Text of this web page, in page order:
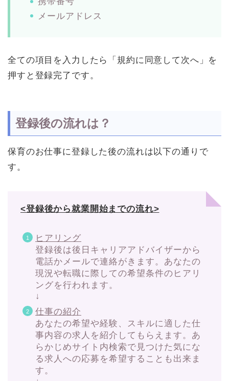
メールアドレス
全ての項目を入力したら「規約に同意して次へ」を
押すと登録完了です。
登録後の流れは？
保育のお仕事に登録した後の流れは以下の通りで
す。
<登録後から就業開始までの流れ>
ヒアリング
登録後は後日キャリアアドバイザーから
電話かメールで連絡がきます。あなたの
現況や転職に際しての希望条件のヒアリ
ングを行われます。
↓
仕事の紹介
あなたの希望や経験、スキルに適した仕
事内容の求人を紹介してもらえます。あ
らかじめサイト内検索で見つけた気にな
る求人への応募を希望することも出来ま
す。